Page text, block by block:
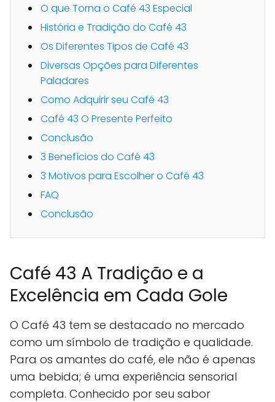
O que Torna o Café 43 Especial
História e Tradição do Café 43
Os Diferentes Tipos de Café 43
Diversas Opções para Diferentes
Paladares
Como Adquirir seu Café 43
Café 43 O Presente Perfeito
Conclusão
3 Benefícios do Café 43
3 Motivos para Escolher o Café 43
FAQ
Conclusão
Café 43 A Tradição e a
Excelência em Cada Gole
O Café 43 tem se destacado no mercado
como um símbolo de tradição e qualidade.
Para os amantes do café, ele não é apenas
uma bebida; é uma experiência sensorial
completa. Conhecido por seu sabor